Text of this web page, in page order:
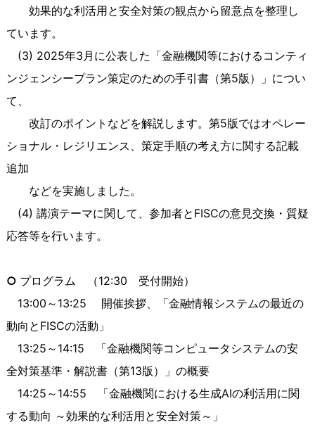
効果的な利活用と安全対策の観点から留意点を整理し
ています。
(3) 2025年3月に公表した「金融機関等におけるコンティ
ンジェンシープラン策定のための手引書（第5版）」につい
て、
改訂のポイントなどを解説します。第5版ではオペレー
ショナル・レジリエンス、策定手順の考え方に関する記載
追加
などを実施しました。
(4) 講演テーマに関して、参加者と FISCの意見交換・質疑
応答等を行います。
○ プログラム （12:30 受付開始）
13:00～13:25 開催挨拶、「金融情報システムの最近の
動向とFISCの活動」
13:25～14:15 「金融機関等コンピュータシステムの安
全対策基準・解説書（第13版）」の概要
14:25～14:55 「金融機関における生成AIの利活用に関
する動向 ～効果的な利活用と安全対策～」